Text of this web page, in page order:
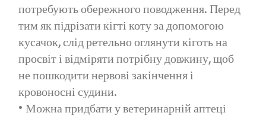
потребують обережного поводження. Перед
тим як підрізати кігті коту за допомогою
кусачок, слід ретельно оглянути кіготь на
просвіт і відміряти потрібну довжину, щоб
не пошкодити нервові закінчення і
кровоносні судини.
• Можна придбати у ветеринарній аптеці